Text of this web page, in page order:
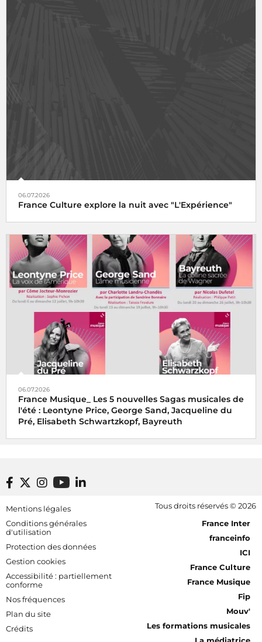
06.07.2026
France Culture explore la nuit avec "L'Expérience"
06.07.2026
France Musique_ Les 5 nouvelles Sagas musicales de
l'été : Leontyne Price, George Sand, Jacqueline du
Pré, Elisabeth Schwartzkopf, Bayreuth
Footer bottom
Mentions légales
Conditions générales
d'utilisation
Protection des données
Gestion cookies
Accessibilité : partiellement
conforme
Nos fréquences
Plan du site
Crédits
Tous droits réservés © 2026
[RDF] Pied de page - Mobile
France Inter
franceinfo
ICI
France Culture
France Musique
Fip
Mouv'
Les formations musicales